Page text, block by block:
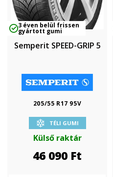
3 éven belül frissen
gyártott gumi
Semperit SPEED-GRIP 5
205/55 R17 95V
TÉLI GUMI
Külső raktár
46 090 Ft